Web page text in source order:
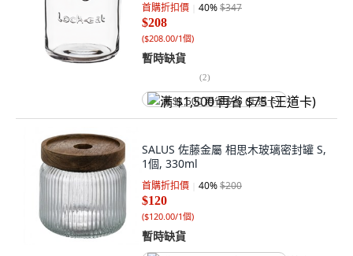
首購折扣價 40%$347
$208
($208.00/1個)
暫時缺貨
(2)
满 $1,500 再省 $75 (王道卡)
SALUS 佐藤金屬 相思木玻璃密封罐 S,
1個, 330ml
首購折扣價 40%$200
$120
($120.00/1個)
暫時缺貨